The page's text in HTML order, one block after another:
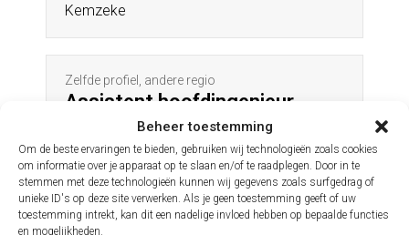
Beheer toestemming
Om de beste ervaringen te bieden, gebruiken wij technologieën zoals cookies
om informatie over je apparaat op te slaan en/of te raadplegen. Door in te
stemmen met deze technologieën kunnen wij gegevens zoals surfgedrag of
unieke ID's op deze site verwerken. Als je geen toestemming geeft of uw
toestemming intrekt, kan dit een nadelige invloed hebben op bepaalde functies
en mogelijkheden.
Kemzeke
Zelfde profiel, andere regio
Assistent hoofdingenieur
Zelfde profiel, andere regio
Assistent hoofdingenieur